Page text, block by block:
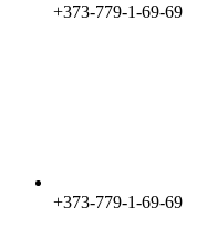
+373-779-1-69-69
+373-779-1-69-69